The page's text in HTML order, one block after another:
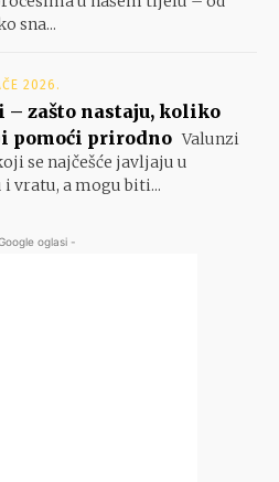
sna...
2026.
– zašto nastaju, koliko
pomoći prirodno Valunzi
se najčešće javljaju u
vratu, a mogu biti...
oglasi -